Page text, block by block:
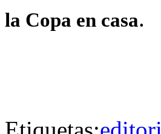
la Copa en casa.